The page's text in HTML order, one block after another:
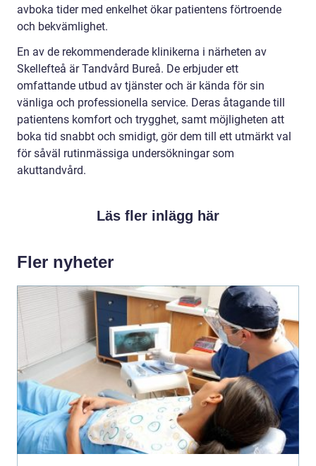
avboka tider med enkelhet ökar patientens förtroende
och bekvämlighet.
En av de rekommenderade klinikerna i närheten av
Skellefteå är Tandvård Bureå. De erbjuder ett
omfattande utbud av tjänster och är kända för sin
vänliga och professionella service. Deras åtagande till
patientens komfort och trygghet, samt möjligheten att
boka tid snabbt och smidigt, gör dem till ett utmärkt val
för såväl rutinmässiga undersökningar som
akuttandvård.
Läs fler inlägg här
Fler nyheter